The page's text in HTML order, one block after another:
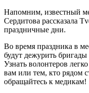
Напомним, известный
Сердитова рассказала
праздничные дни.
Во время праздника в
будут дежурить
Узнать волонтеров
вам или тем, кто рядом
обращайтесь к медикам!